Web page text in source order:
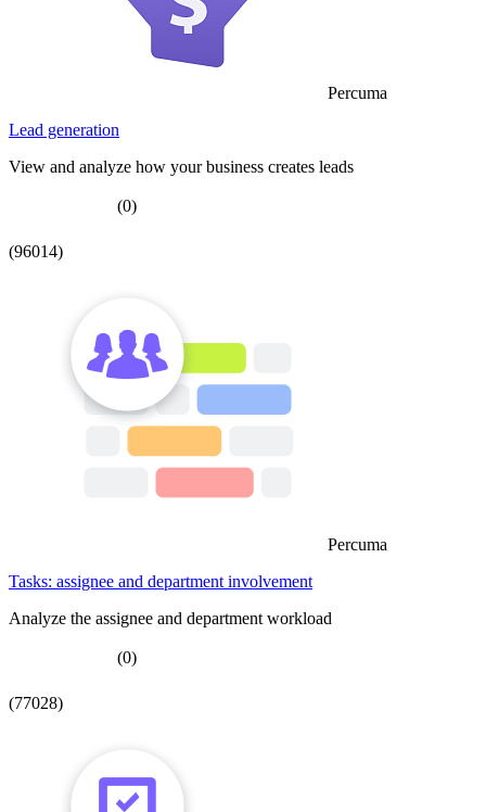
Percuma
Lead generation
View and analyze how your business creates leads
(0)
(96014)
Percuma
Tasks: assignee and department involvement
Analyze the assignee and department workload
(0)
(77028)